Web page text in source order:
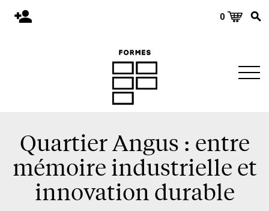
0
Matériaux
Environnement
À propos
Quartier Angus : entre
mémoire industrielle et
innovation durable